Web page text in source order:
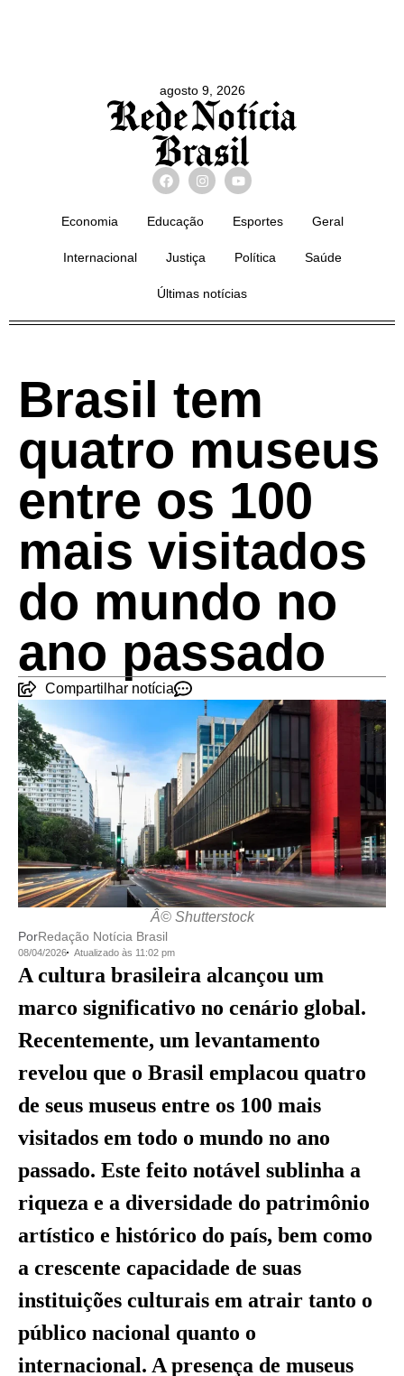
agosto 9, 2026
Economia Educação Esportes Geral
Internacional Justiça Política Saúde
Últimas notícias
Brasil tem
quatro museus
entre os 100
mais visitados
do mundo no
ano passado
Compartilhar notícia
Â© Shutterstock
PorRedação Notícia Brasil
08/04/2026 Atualizado às 11:02 pm
A cultura brasileira alcançou um
marco significativo no cenário global.
Recentemente, um levantamento
revelou que o Brasil emplacou quatro
de seus museus entre os 100 mais
visitados em todo o mundo no ano
passado. Este feito notável sublinha a
riqueza e a diversidade do patrimônio
artístico e histórico do país, bem como
a crescente capacidade de suas
instituições culturais em atrair tanto o
público nacional quanto o
internacional. A presença de museus